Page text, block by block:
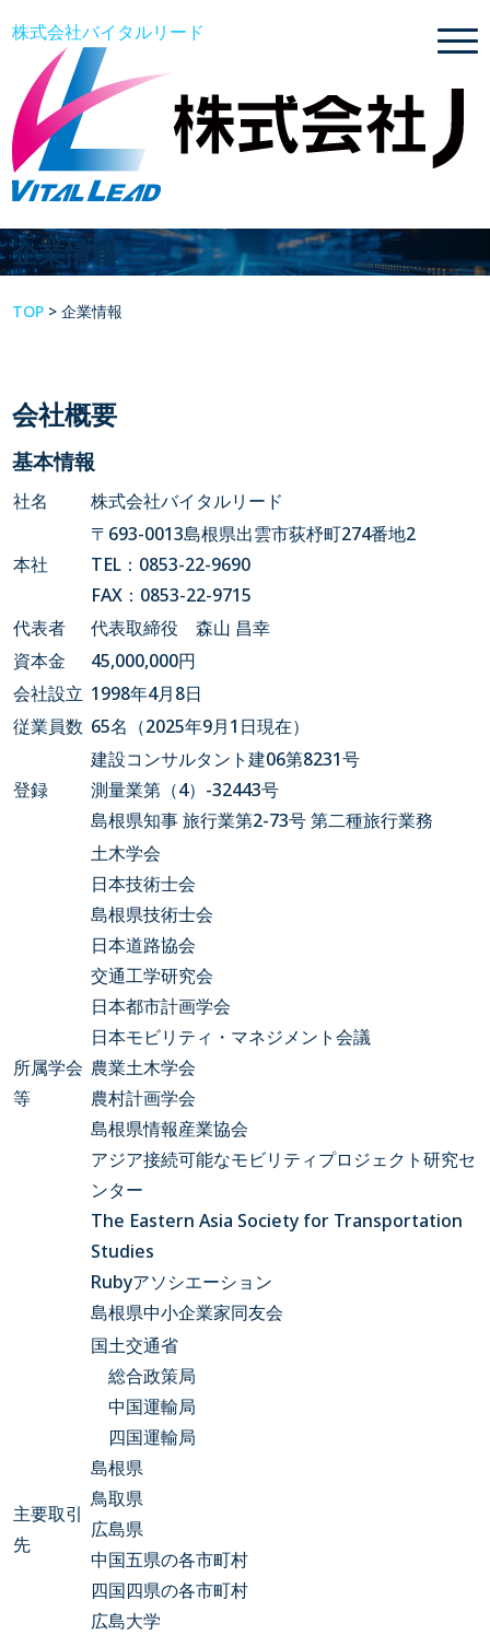
株式会社バイタルリード
企業情報
TOP >企業情報
会社概要
基本情報
社名 株式会社バイタルリード
本社
〒693-0013島根県出雲市荻杼町274番地2
TEL：0853-22-9690
FAX：0853-22-9715
代表者
代表取締役 森山 昌幸
資本金
45,000,000円
会社設立 1998年4月8日
従業員数 65名（2025年9月1日現在）
登録
建設コンサルタント建06第8231号
測量業第（4）-32443号
島根県知事 旅行業第2-73号 第二種旅行業務
所属学会
等
土木学会
日本技術士会
島根県技術士会
日本道路協会
交通工学研究会
日本都市計画学会
日本モビリティ・マネジメント会議
農業土木学会
農村計画学会
島根県情報産業協会
アジア接続可能なモビリティプロジェクト研究セ
ンター
The Eastern Asia Society for Transportation
Studies
Rubyアソシエーション
島根県中小企業家同友会
主要取引
先
国土交通省
総合政策局
中国運輸局
四国運輸局
島根県
鳥取県
広島県
中国五県の各市町村
四国四県の各市町村
広島大学